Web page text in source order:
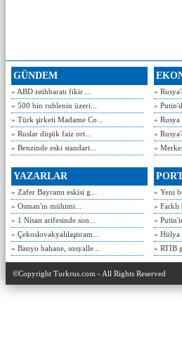
GÜNDEM
» ABD istihbaratı fikir ...
» 500 bin rublenin üzeri...
» Türk şirketi Madame Co...
» Ruslar düşük faiz ort...
» Benzinde eski standart...
»
»
» Rusya
»
»
YAZARLAR
» Zafer Bayramı eskisi g...
» Osman'ın mühimi...
» 1 Nisan arifesinde son...
» Çekoslovakyalılaştıram...
» Banyo bahane, sosyalle...
» Yeni
» Farklı
»
» Hülya
» RTİB
©Copyright Turkrus.com - All Rights Reserved